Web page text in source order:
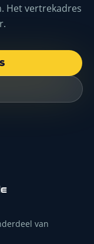
Het vertrekadres
van